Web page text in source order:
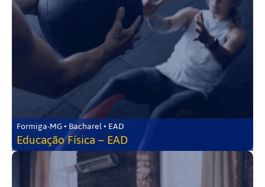
Formiga-MG • Bacharel • EAD
Educação Física – EAD